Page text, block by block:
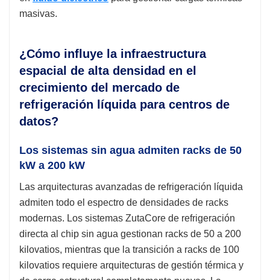
masivas.
¿Cómo influye la infraestructura
espacial de alta densidad en el
crecimiento del mercado de
refrigeración líquida para centros de
datos?
Los sistemas sin agua admiten racks de 50
kW a 200 kW
Las arquitecturas avanzadas de refrigeración líquida
admiten todo el espectro de densidades de racks
modernas. Los sistemas ZutaCore de refrigeración
directa al chip sin agua gestionan racks de 50 a 200
kilovatios, mientras que la transición a racks de 100
kilovatios requiere arquitecturas de gestión térmica y